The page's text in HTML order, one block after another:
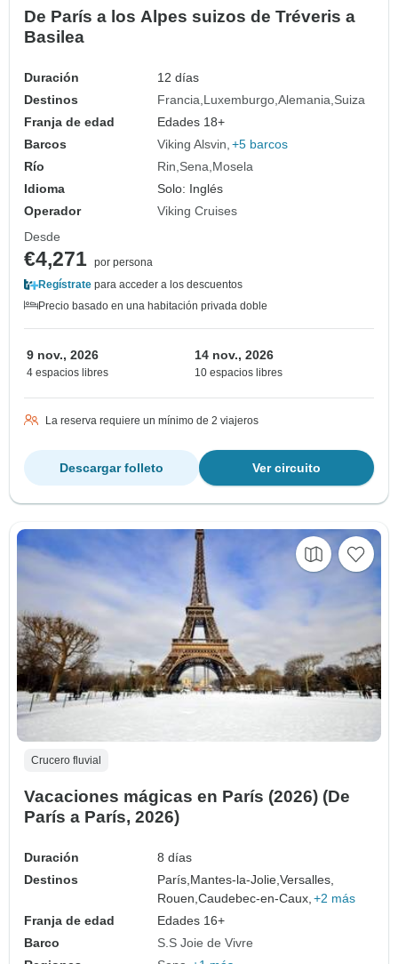
De París a los Alpes suizos de Tréveris a
Basilea
Duración
12 días
Destinos
Francia Luxemburgo Alemania Suiza
Franja de edad
Edades 18+
Barcos
Viking Alsvin +5 barcos
Río
Rin Sena Mosela
Idioma
Solo: Inglés
Operador
Viking Cruises
Desde
€4,271 por persona
Regístrate para acceder a los descuentos
Precio basado en una habitación privada doble
9 nov., 2026
4 espacios libres
14 nov., 2026
10 espacios libres
La reserva requiere un mínimo de 2 viajeros
Ver circuito
Descargar folleto
Crucero fluvial
Vacaciones mágicas en París (2026) (De
París a París, 2026)
Duración
8 días
Destinos
París,Mantes-la-Jolie,Versalles,
Rouen,Caudebec-en-Caux, +2 más
Franja de edad
Edades 16+
Barco
S.S Joie de Vivre